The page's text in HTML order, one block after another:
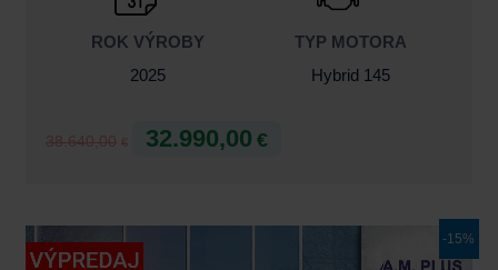
ROK VÝROBY
2025
TYP MOTORA
Hybrid 145
38.640,00 € 32.990,00 €
-15%
cena